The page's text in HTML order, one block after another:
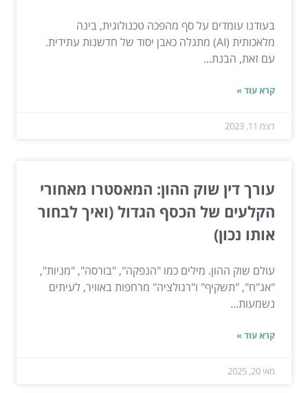
בעודנו עומדים על סף מהפכה טכנולוגית, בינה
מלאכותית (AI) מתגלה כאבן יסוד של חדשנות עתידית.
עם זאת, הבנת...
קרא עוד »
דצמ 11, 2023
עורך דין שוק ההון: המאסטרו מאחורי
הקלעים של הכסף הגדול (ואיך לבחור
אותו נכון)
עולם שוק ההון. מילים כמו "הנפקה", "בורסה", "מניות",
"אג"ח", "תשקיף" ו"רגולציה" מרחפות באוויר, לעיתים
נשמעות...
קרא עוד »
מאי 20, 2025